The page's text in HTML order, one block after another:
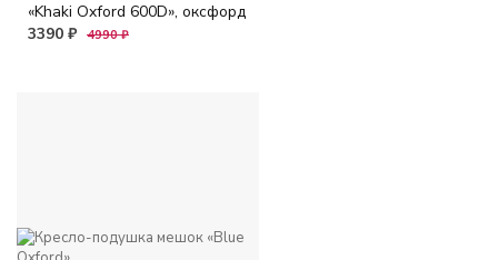
«Khaki Oxford 600D», оксфорд
3390 ₽ 4990 ₽